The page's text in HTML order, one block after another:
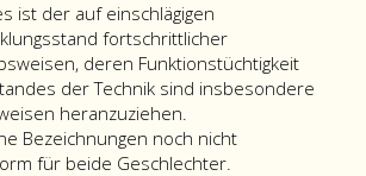
ist der auf einschlägigen
fortschrittlicher
deren Funktionstüchtigkeit
der Technik sind insbesondere
heranzuziehen.
Bezeichnungen noch nicht
für beide Geschlechter.